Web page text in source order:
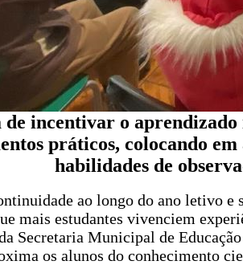
incentivar o
práticos, colocando
habilidades de
ao longo do ano letivo e
mais estudantes vivenciem
Secretaria Municipal de
os alunos do conhecimento